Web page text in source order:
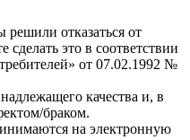
отказаться от
сделать это в соответствии
от 07.02.1992 №
качества и, в
браком.
на электронную